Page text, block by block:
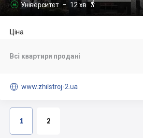
 Університет – 12 хв. 
Ціна
Всі квартири продані
 www.zhilstroj-2.ua
1 2